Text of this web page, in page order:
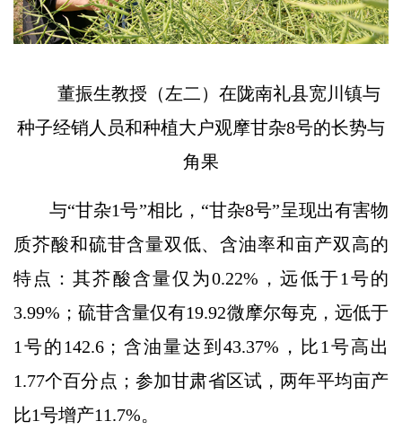
董振生教授（左二）在陇南礼县宽川镇与
种子经销人员和种植大户观摩甘杂8号的长势与
角果
与“甘杂1号”相比，“甘杂8号”呈现出有害物
质芥酸和硫苷含量双低、含油率和亩产双高的
特点：其芥酸含量仅为0.22%，远低于1号的
3.99%；硫苷含量仅有19.92微摩尔每克，远低于
1号的142.6；含油量达到43.37%，比1号高出
1.77个百分点；参加甘肃省区试，两年平均亩产
比1号增产11.7%。